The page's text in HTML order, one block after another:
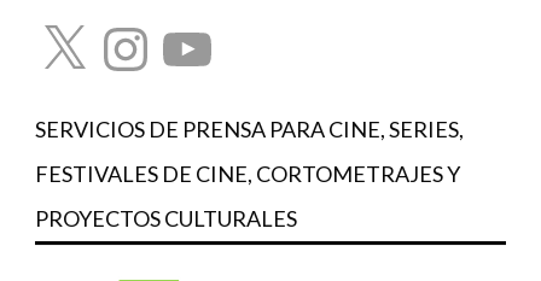
X InstagramYouTube
SERVICIOS DE PRENSA PARA CINE, SERIES,
FESTIVALES DE CINE, CORTOMETRAJES Y
PROYECTOS CULTURALES